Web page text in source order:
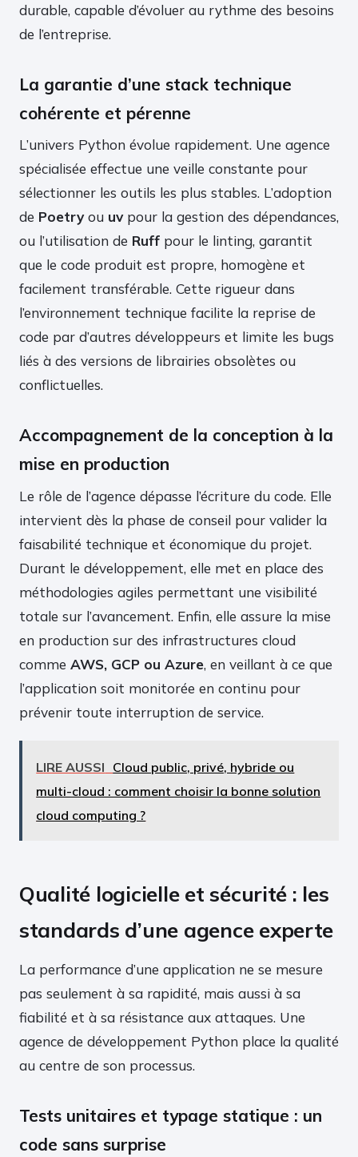
durable, capable d’évoluer au rythme des besoins
de l’entreprise.
La garantie d’une stack technique
cohérente et pérenne
L’univers Python évolue rapidement. Une agence
spécialisée effectue une veille constante pour
sélectionner les outils les plus stables. L’adoption
de Poetryou uvpour la gestion des dépendances,
ou l’utilisation de Ruff pour le linting, garantit
que le code produit est propre, homogène et
facilement transférable. Cette rigueur dans
l’environnement technique facilite la reprise de
code par d’autres développeurs et limite les bugs
liés à des versions de librairies obsolètes ou
conflictuelles.
Accompagnement de la conception à la
mise en production
Le rôle de l’agence dépasse l’écriture du code. Elle
intervient dès la phase de conseil pour valider la
faisabilité technique et économique du projet.
Durant le développement, elle met en place des
méthodologies agiles permettant une visibilité
totale sur l’avancement. Enfin, elle assure la mise
en production sur des infrastructures cloud
comme AWS, GCP ou Azure, en veillant à ce que
l’application soit monitorée en continu pour
prévenir toute interruption de service.
LIRE AUSSI Cloud public, privé, hybride ou
multi-cloud : comment choisir la bonne solution
cloud computing ?
Qualité logicielle et sécurité : les
standards d’une agence experte
La performance d’une application ne se mesure
pas seulement à sa rapidité, mais aussi à sa
fiabilité et à sa résistance aux attaques. Une
agence de développement Python place la qualité
au centre de son processus.
Tests unitaires et typage statique : un
code sans surprise